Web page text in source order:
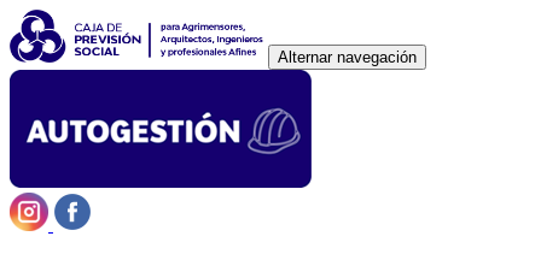
Alternar navegación